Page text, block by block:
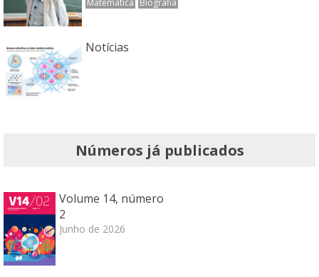
Notícias
Números já publicados
Volume 14, número
2
Junho de 2026